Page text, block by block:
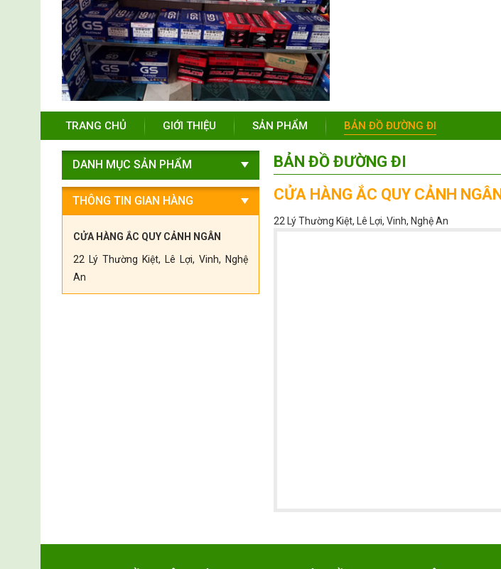
TRANG CHỦ GIỚI THIỆU SẢN PHẨM BẢN ĐỒ ĐƯỜNG ĐI
DANH MỤC SẢN PHẨM
THÔNG TIN GIAN HÀNG
CỬA HÀNG ẮC QUY CẢNH NGÂN
22 Lý Thường Kiệt, Lê Lợi, Vinh, Nghệ
An
BẢN ĐỒ ĐƯỜNG ĐI
CỬA HÀNG ẮC QUY CẢNH NGÂN
22 Lý Thường Kiệt, Lê Lợi, Vinh, Nghệ An